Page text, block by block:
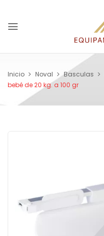
Inicio Noval Basculas
bebé de 20 kg. a 100 gr